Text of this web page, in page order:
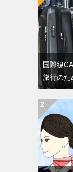
国際線
旅行のた